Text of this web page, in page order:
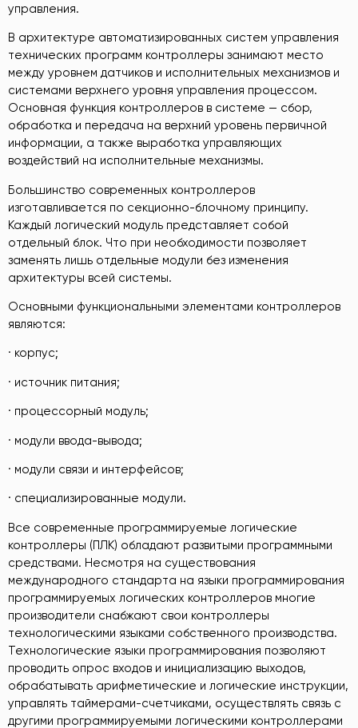
управления.
В архитектуре автоматизированных систем управления
технических программ контроллеры занимают место
между уровнем датчиков и исполнительных механизмов и
системами верхнего уровня управления процессом.
Основная функция контроллеров в системе — сбор,
обработка и передача на верхний уровень первичной
информации, а также выработка управляющих
воздействий на исполнительные механизмы.
Большинство современных контроллеров
изготавливается по секционно-блочному принципу.
Каждый логический модуль представляет собой
отдельный блок. Что при необходимости позволяет
заменять лишь отдельные модули без изменения
архитектуры всей системы.
Основными функциональными элементами контроллеров
являются:
· корпус;
· источник питания;
· процессорный модуль;
· модули ввода-вывода;
· модули связи и интерфейсов;
· специализированные модули.
Все современные программируемые логические
контроллеры (ПЛК) обладают развитыми программными
средствами. Несмотря на существования
международного стандарта на языки программирования
программируемых логических контроллеров многие
производители снабжают свои контроллеры
технологическими языками собственного производства.
Технологические языки программирования позволяют
проводить опрос входов и инициализацию выходов,
обрабатывать арифметические и логические инструкции,
управлять таймерами-счетчиками, осуществлять связь с
другими программируемыми логическими контроллерами